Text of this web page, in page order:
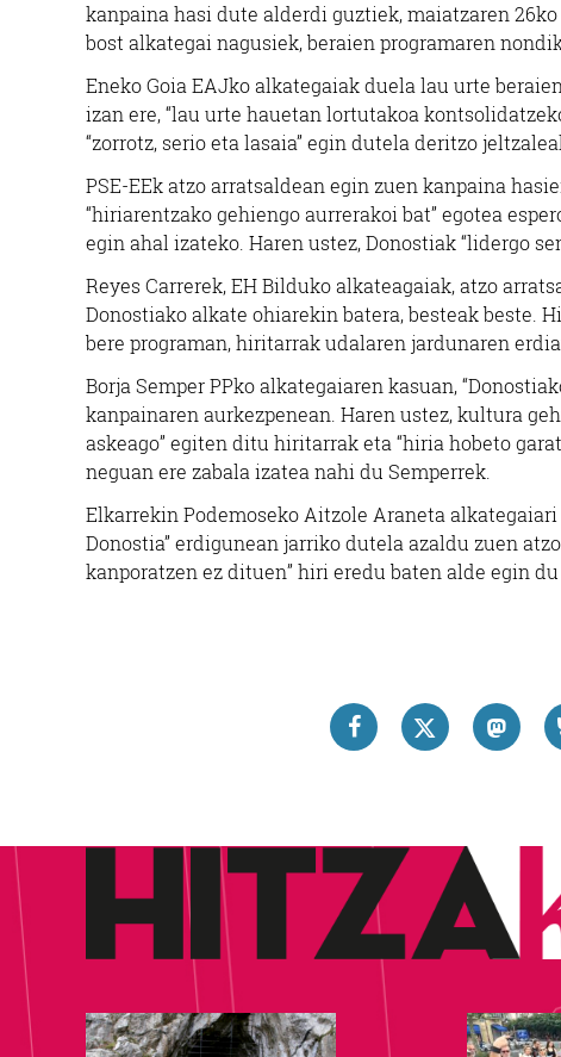
kanpaina hasi dute alderdi guztiek, maiatzaren
bost alkategai nagusiek, beraien programaren
Eneko Goia EAJko alkategaiak duela lau urte
izan ere, “lau urte hauetan lortutakoa
“zorrotz, serio eta lasaia” egin dutela deritzo
PSE-EEk atzo arratsaldean egin zuen kanpaina
“hiriarentzako gehiengo aurrerakoi bat” egotea
egin ahal izateko. Haren ustez, Donostiak “lidergo
Reyes Carrerek, EH Bilduko alkateagaiak, atzo
Donostiako alkate ohiarekin batera, besteak beste.
bere programan, hiritarrak udalaren jardunaren
Borja Semper PPko alkategaiaren kasuan,
kanpainaren aurkezpenean. Haren ustez, kultura
askeago” egiten ditu hiritarrak eta “hiria hobeto
neguan ere zabala izatea nahi du Semperrek.
Elkarrekin Podemoseko Aitzole Araneta
Donostia” erdigunean jarriko dutela azaldu zuen
kanporatzen ez dituen” hiri eredu baten alde egin